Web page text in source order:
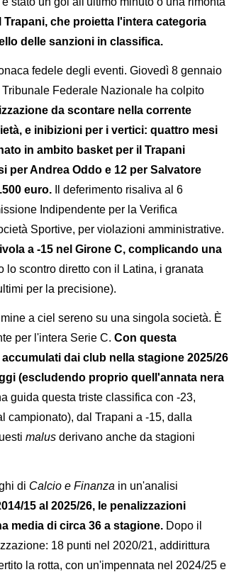
che proietta l'intera categoria
delle sanzioni in classifica.
fedele degli eventi. Giovedì 8 gennaio
Federale Nazionale ha colpito
da scontare nella corrente
e inibizioni per i vertici: quattro mesi
in ambito basket per il Trapani
per Andrea Oddo e 12 per Salvatore
euro.
Il deferimento risaliva al 6
Indipendente per la Verifica
Sportive, per violazioni amministrative.
a -15 nel Girone C, complicando una
lo scontro diretto con il Latina, i granata
per la precisione).
a ciel sereno su una singola società. È
per l'intera Serie C. Con questa
dai club nella stagione 2025/26
(escludendo proprio quell'annata nera
guida questa triste classifica con -23,
campionato), dal Trapani a -15, dalla
malus derivano anche da stagioni
di Calcio e Finanza in un'analisi
15 al 2025/26, le penalizzazioni
media di circa 36 a stagione. Dopo il
18 punti nel 2020/21, addirittura
la rotta, con un'impennata nel 2024/25 e